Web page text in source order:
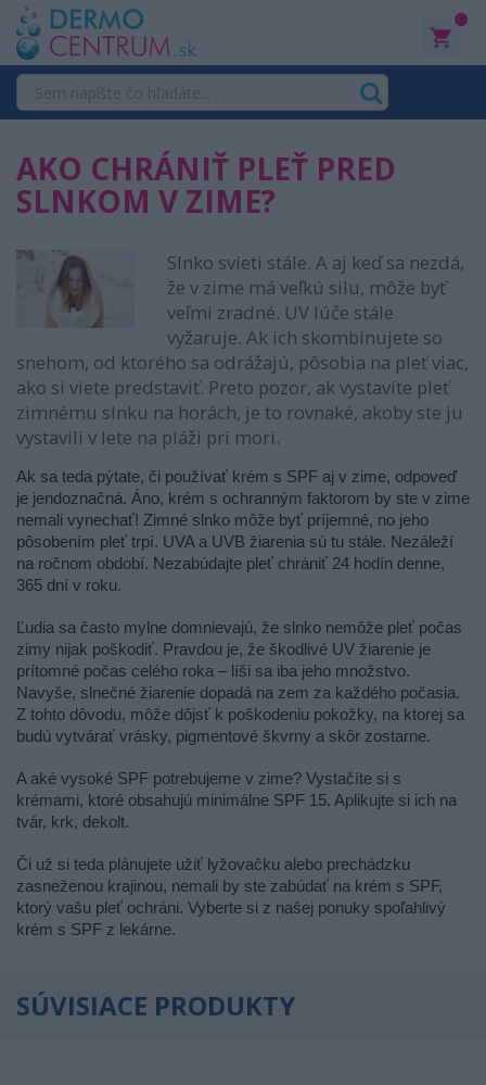
AKO CHRÁNIŤ PLEŤ PRED
SLNKOM V ZIME?
Slnko svieti stále. A aj keď sa nezdá,
že v zime má veľkú silu, môže byť
veľmi zradné. UV lúče stále
vyžaruje. Ak ich skombinujete so
snehom, od ktorého sa odrážajú, pôsobia na pleť viac,
ako si viete predstaviť. Preto pozor, ak vystavíte pleť
zimnému slnku na horách, je to rovnaké, akoby ste ju
vystavili v lete na pláži pri mori.
Ak sa teda pýtate, či používať krém s SPF aj v zime, odpoveď
je jendoznačná. Áno, krém s ochranným faktorom by ste v zime
nemali vynechať! Zimné slnko môže byť príjemné, no jeho
pôsobením pleť trpí. UVA a UVB žiarenia sú tu stále. Nezáleží
na ročnom období. Nezabúdajte pleť chrániť 24 hodín denne,
365 dní v roku.
Ľudia sa často mylne domnievajú, že slnko nemôže pleť počas
zimy nijak poškodiť. Pravdou je, že škodlivé UV žiarenie je
prítomné počas celého roka – líši sa iba jeho množstvo.
Navyše, slnečné žiarenie dopadá na zem za každého počasia.
Z tohto dôvodu, môže dôjsť k poškodeniu pokožky, na ktorej sa
budú vytvárať vrásky, pigmentové škvrny a skôr zostarne.
A aké vysoké SPF potrebujeme v zime? Vystačíte si s
krémami, ktoré obsahujú minimálne SPF 15. Aplikujte si ich na
tvár, krk, dekolt.
Či už si teda plánujete užiť lyžovačku alebo prechádzku
zasneženou krajinou, nemali by ste zabúdať na krém s SPF,
ktorý vašu pleť ochráni. Vyberte si z našej ponuky spoľahlivý
krém s SPF z lekárne.
SÚVISIACE PRODUKTY